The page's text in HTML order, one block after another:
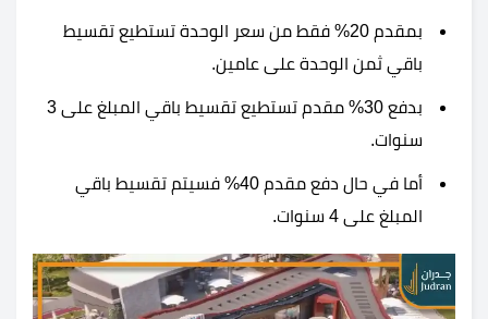
بمقدم 20% فقط من سعر الوحدة تستطيع تقسيط
باقي ثمن الوحدة على عامين.
بدفع 30% مقدم تستطيع تقسيط باقي المبلغ على 3
سنوات.
أما في حال دفع مقدم 40% فسيتم تقسيط باقي
المبلغ على 4 سنوات.